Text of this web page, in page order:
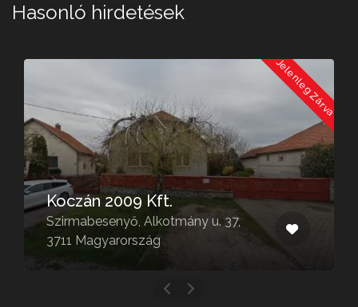
Hasonló hirdetések
Jelenleg Zárva
Koczán 2009 Kft.
Szirmabesenyő, Alkotmány u. 37,
3711 Magyarország